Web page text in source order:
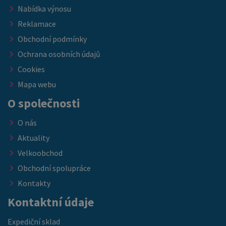
Nabídka výnosu
Reklamace
Obchodní podmínky
Ochrana osobních údajů
Cookies
Mapa webu
O společnosti
O nás
Aktuality
Velkoobchod
Obchodní spolupráce
Kontakty
Kontaktní údaje
Expediční sklad